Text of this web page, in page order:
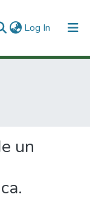
Log In (current)
un